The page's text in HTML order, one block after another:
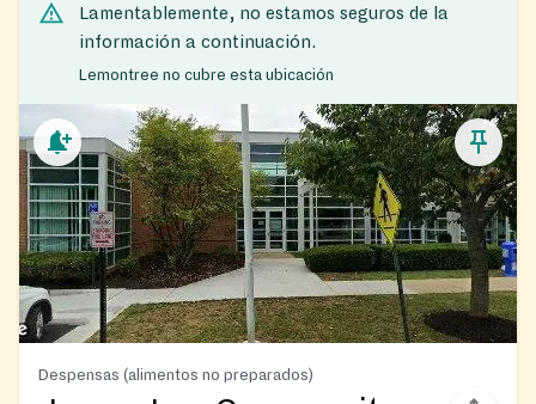
Lamentablemente, no estamos seguros de la
información a continuación.
Lemontree no cubre esta ubicación
Despensas (alimentos no preparados)